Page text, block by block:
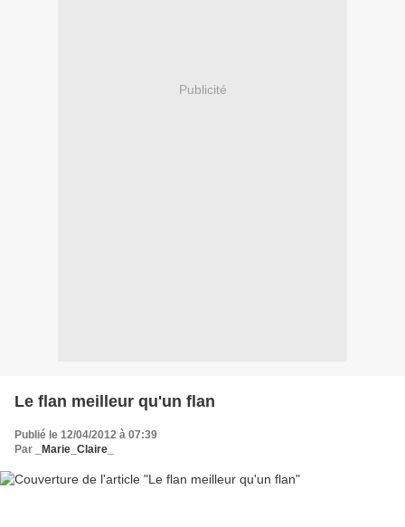
Publicité
Le flan meilleur qu'un flan
Publié le 12/04/2012 à 07:39
Par
_Marie_Claire_